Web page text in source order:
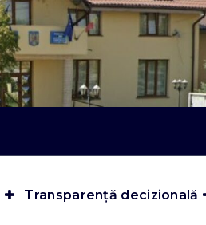
Transparență decizională